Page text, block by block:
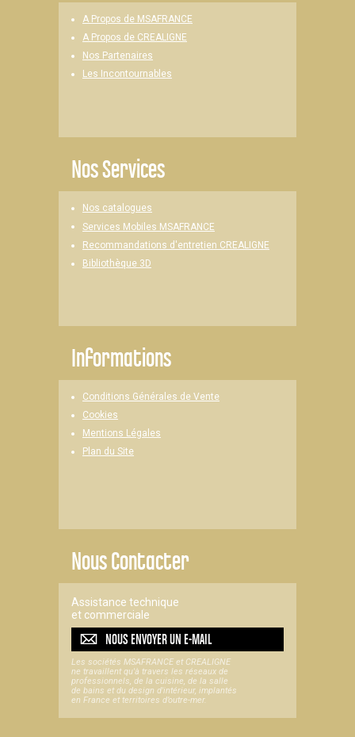
A Propos de MSAFRANCE
A Propos de CREALIGNE
Nos Partenaires
Les Incontournables
Nos Services
Nos catalogues
Services Mobiles MSAFRANCE
Recommandations d'entretien CREALIGNE
Bibliothèque 3D
Informations
Conditions Générales de Vente
Cookies
Mentions Légales
Plan du Site
Nous Contacter
Assistance technique
et commerciale
NOUS ENVOYER UNE-MAIL
Les sociétés MSAFRANCE et CREALIGNE
ne travaillent qu'à travers les réseaux de
professionnels, de la cuisine, de la salle
de bains et du design d'intérieur, implantés
en France et territoires d’outre-mer.